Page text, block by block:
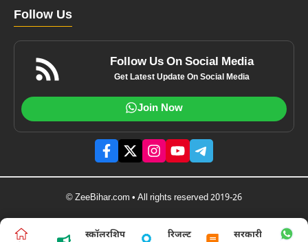
Follow Us
Follow Us On Social Media
Get Latest Update On Social Media
Join Now
© ZeeBihar.com • All rights reserved 2019-26
स्कॉलरशिप रिजल्ट
सरकारी